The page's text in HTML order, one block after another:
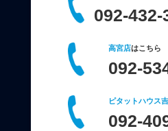
092-432-
高宮店はこちら
092-
ピタットハウス
092-